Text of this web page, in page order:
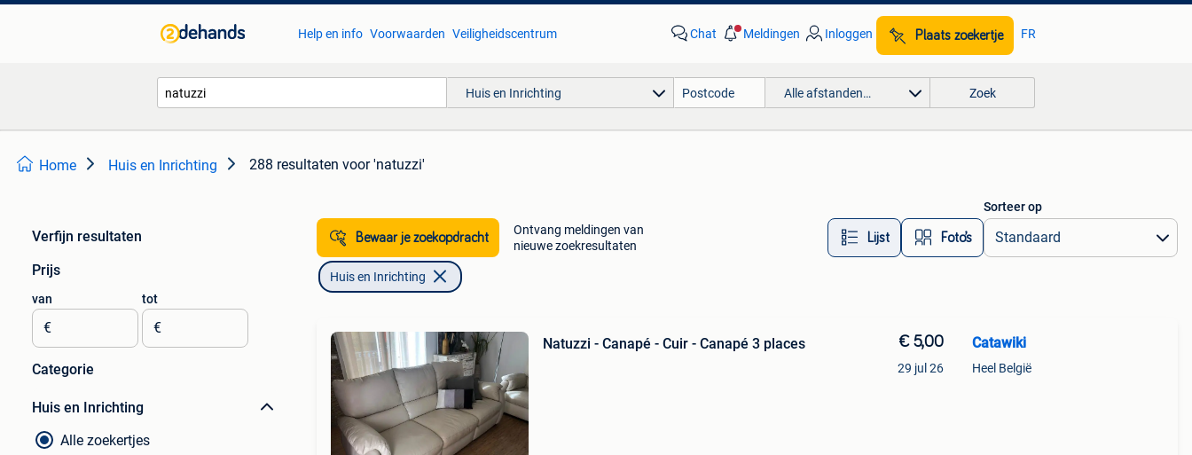
Help en info Voorwaarden Veiligheidscentrum Chat Meldingen Inloggen Plaats zoekertje FR
Huis en Inrichting Alle afstanden… Zoek
Home Huis en Inrichting 288 resultaten voor 'natuzzi'
Verfijn resultaten
Prijs
van
€
tot
€
Categorie
Huis en Inrichting
Alle zoekertjes
Bewaar je zoekopdracht
Ontvang meldingen van
nieuwe zoekresultaten
Lijst Foto’s
Sorteer op
Huis en Inrichting
Natuzzi - Canapé - Cuir - Canapé 3 places € 5,00
29 jul 26
Catawiki
Heel België